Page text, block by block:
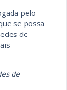
pelo
se possa
de
de